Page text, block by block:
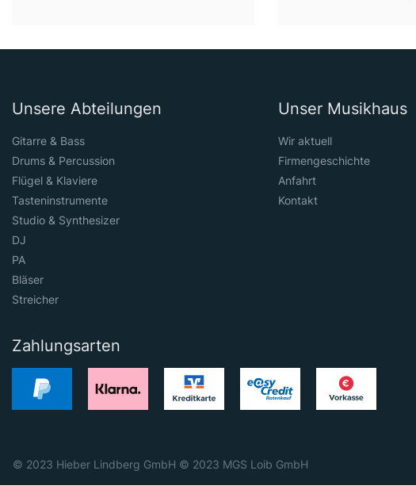
Unsere Abteilungen
Gitarre & Bass
Drums & Percussion
Flügel & Klaviere
Tasteninstrumente
Studio & Synthesizer
DJ
PA
Bläser
Streicher
Unser Musikhaus
Wir aktuell
Firmengeschichte
Anfahrt
Kontakt
Zahlungsarten
© 2023 Hieber Lindberg GmbH © 2023 MGS Loib GmbH